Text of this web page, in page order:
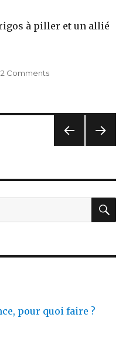
à piller et un allié
2 Commentson
E
pour quoi faire ?